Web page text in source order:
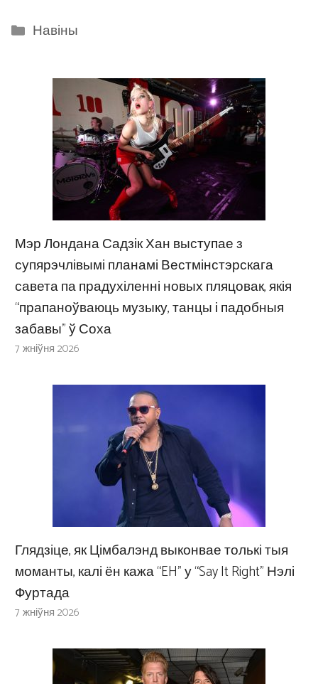
Categories
Навіны
Мэр Лондана Садзік Хан выступае з
супярэчлівымі планамі Вестмінстэрскага
савета па прадухіленні новых пляцовак, якія
“прапаноўваюць музыку, танцы і падобныя
забавы” ў Соха
7 жніўня 2026
Глядзіце, як Цімбалэнд выконвае толькі тыя
моманты, калі ён кажа “EH” у “Say It Right” Нэлі
Фуртада
7 жніўня 2026